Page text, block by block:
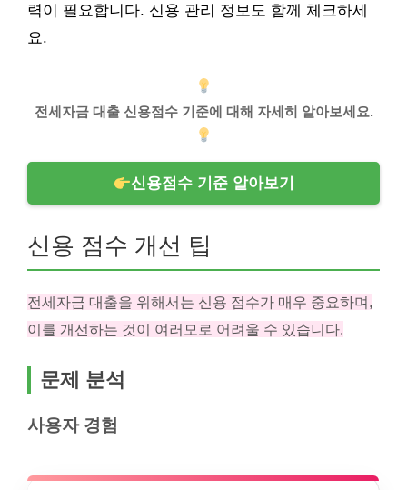
력이 필요합니다. 신용 관리 정보도 함께 체크하세
요.
전세자금 대출 신용점수 기준에 대해 자세히 알아보세요.
신용점수 기준 알아보기
신용 점수 개선 팁
전세자금 대출을 위해서는 신용 점수가 매우 중요하며,
이를 개선하는 것이 여러모로 어려울 수 있습니다.
문제 분석
사용자 경험